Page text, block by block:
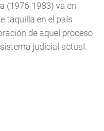
(1976-1983) va en
taquilla en el país
de aquel proceso
judicial actual.